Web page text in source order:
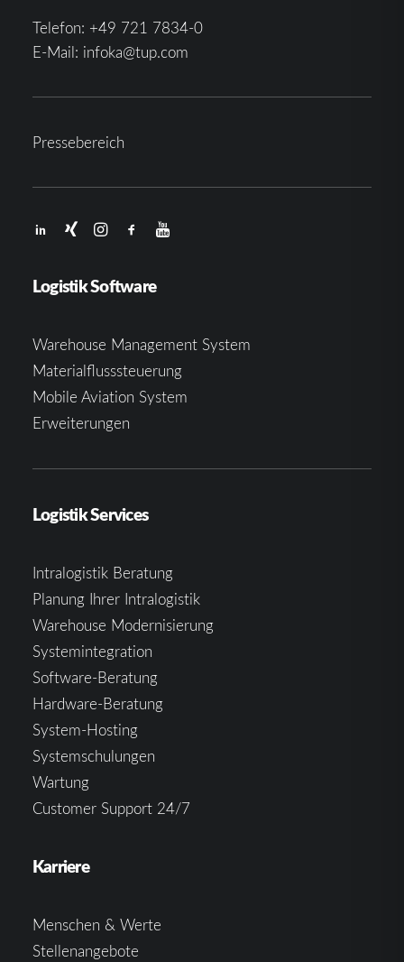
Telefon: +49 721 7834-0
E-Mail: infoka@tup.com
Pressebereich
Logistik Software
Warehouse Management System
Materialflusssteuerung
Mobile Aviation System
Erweiterungen
Logistik Services
Intralogistik Beratung
Planung Ihrer Intralogistik
Warehouse Modernisierung
Systemintegration
Software-Beratung
Hardware-Beratung
System-Hosting
Systemschulungen
Wartung
Customer Support 24/7
Karriere
Menschen & Werte
Stellenangebote